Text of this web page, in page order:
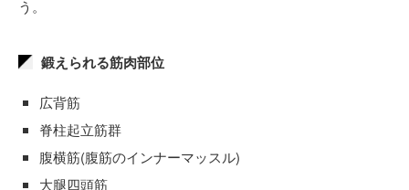
う。
鍛えられる筋肉部位
広背筋
脊柱起立筋群
腹横筋(腹筋のインナーマッスル)
大腿四頭筋